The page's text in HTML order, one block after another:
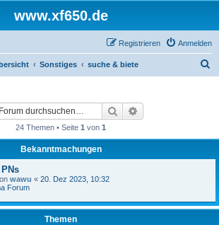
www.xf650.de
Anmelden
Registrieren
Sonstiges suche & biete
Suche
24 Themen • Seite 1 von 1
Bekanntmachungen
wawu « 20. Dez 2023, 10:32
Forum
Themen